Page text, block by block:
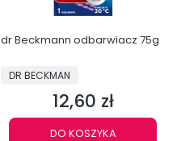
dr Beckmann odbarwiacz 75g
PRODUCENT
DR BECKMAN
Cena
12,60 zł
DO KOSZYKA